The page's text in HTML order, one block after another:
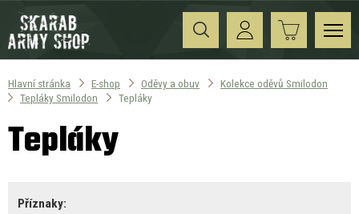
Hlavní stránka E-shop Oděvy a obuv
Kolekce oděvů Smilodon
Tepláky Smilodon
Tepláky
Tepláky
Příznaky: